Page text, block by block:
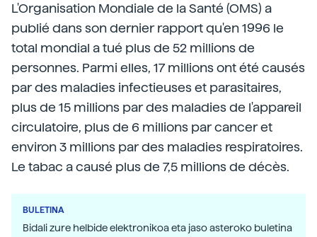
L'Organisation Mondiale de la Santé (OMS) a
publié dans son dernier rapport qu'en 1996 le
total mondial a tué plus de 52 millions de
personnes. Parmi elles, 17 millions ont été causés
par des maladies infectieuses et parasitaires,
plus de 15 millions par des maladies de l'appareil
circulatoire, plus de 6 millions par cancer et
environ 3 millions par des maladies respiratoires.
Le tabac a causé plus de 7,5 millions de décès.
BULETINA
Bidali zure helbide elektronikoa eta jaso asteroko buletina